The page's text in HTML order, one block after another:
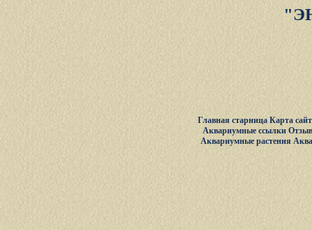
Главная старница Карта
Аквариумные ссылки
Аквариумные растения